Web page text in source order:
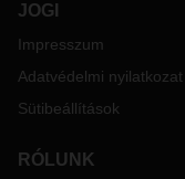
JOGI
Impresszum
Adatvédelmi nyilatkozat
Sütibeállítások
RÓLUNK